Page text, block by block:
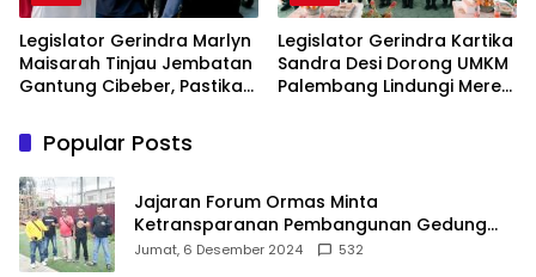
Legislator Gerindra Marlyn
Maisarah Tinjau Jembatan
Gantung Cibeber, Pastikan
Legislator Gerindra Kartika
Sandra Desi Dorong UMKM
Palembang Lindungi Merek
Popular Posts
Jajaran Forum Ormas Minta
Ketransparanan Pembangunan Gedung
Damkar Di Kecamatan Cisoka
Jumat, 6 Desember 2024 532